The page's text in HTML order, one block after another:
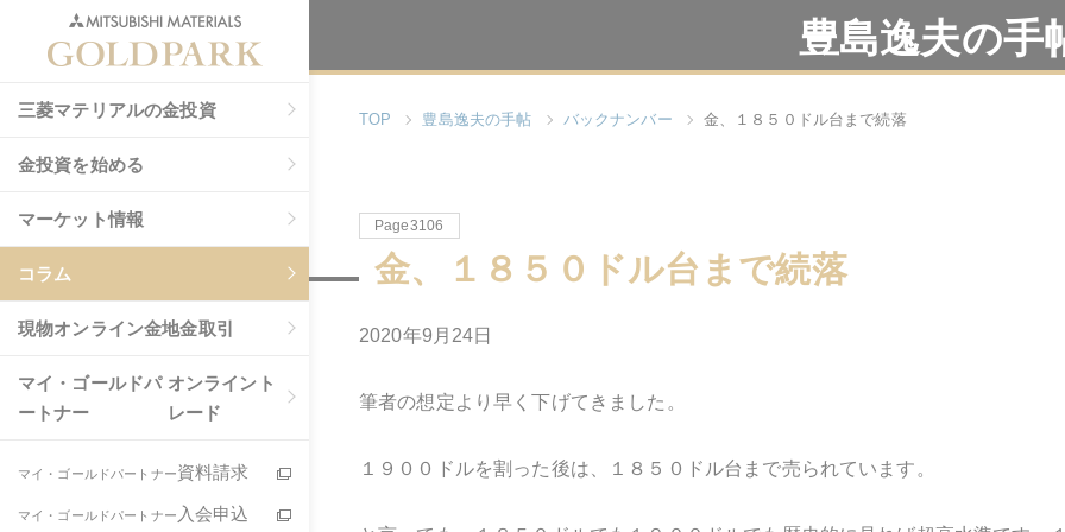
三菱マテリアルの金投資
金投資を始める
マーケット情報
コラム
現物オンライン金地金取引
マイ・ゴールドパ
ートナー
オンライント
レード
マイ・ゴールドパートナー資料請求
マイ・ゴールドパートナー 入会申込
豊島逸夫の手
TOP 豊島逸夫の手帖 バックナンバー 金、１８５０ドル台まで続落
Page3106
金、１８５０ドル台まで続落
2020年9月24日
筆者の想定より早く下げてきました。
１９００ドルを割った後は、１８５０ドル台まで売られています。